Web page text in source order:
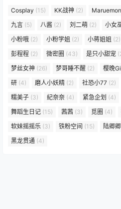
Cosplay (15) KK战神 (2) Maruemon
九言 (5) 八酱 (2) 刘二萌 (2) 小女
小粉哦 (2) 小粉学姐 (2) 小蒋姐姐 (2)
彭程程 (2) 微密圈 (43) 是只小甜宠
梦丝女神 (26) 梦哥睡不醒 (2) 樱晚
研 (4) 磨人小妖精 (2) 社恐小77 (2)
糯美子 (3) 紀奈奈 (4) 紧急企划 (4)
舞蹈生日记 (15) 茜茜 (3) 觅圈 (4)
软妹摇摇乐 (3) 铁粉空间 (15) 陆卿卿
黑龙贯通 (4)